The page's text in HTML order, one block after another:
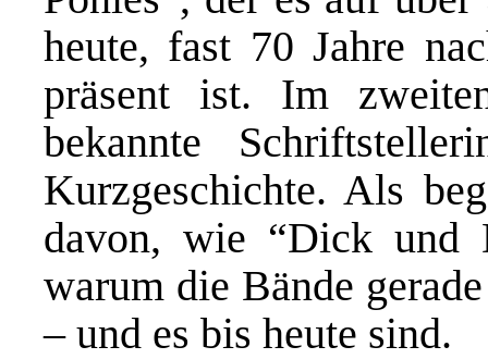
heute, fast 70 Jahre
präsent ist. Im
bekannte
Kurzgeschichte. Als
davon, wie “Dick und
warum die Bände
– und es bis heute sind.